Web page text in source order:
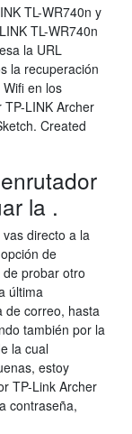
TL-WR740n y
TL-WR740n
la URL
la recuperación
en los
LINK Archer
Created
la .
directo a la
de
probar otro
última
de correo, hasta
también por la
la cual
estoy
TP-Link Archer
contraseña,